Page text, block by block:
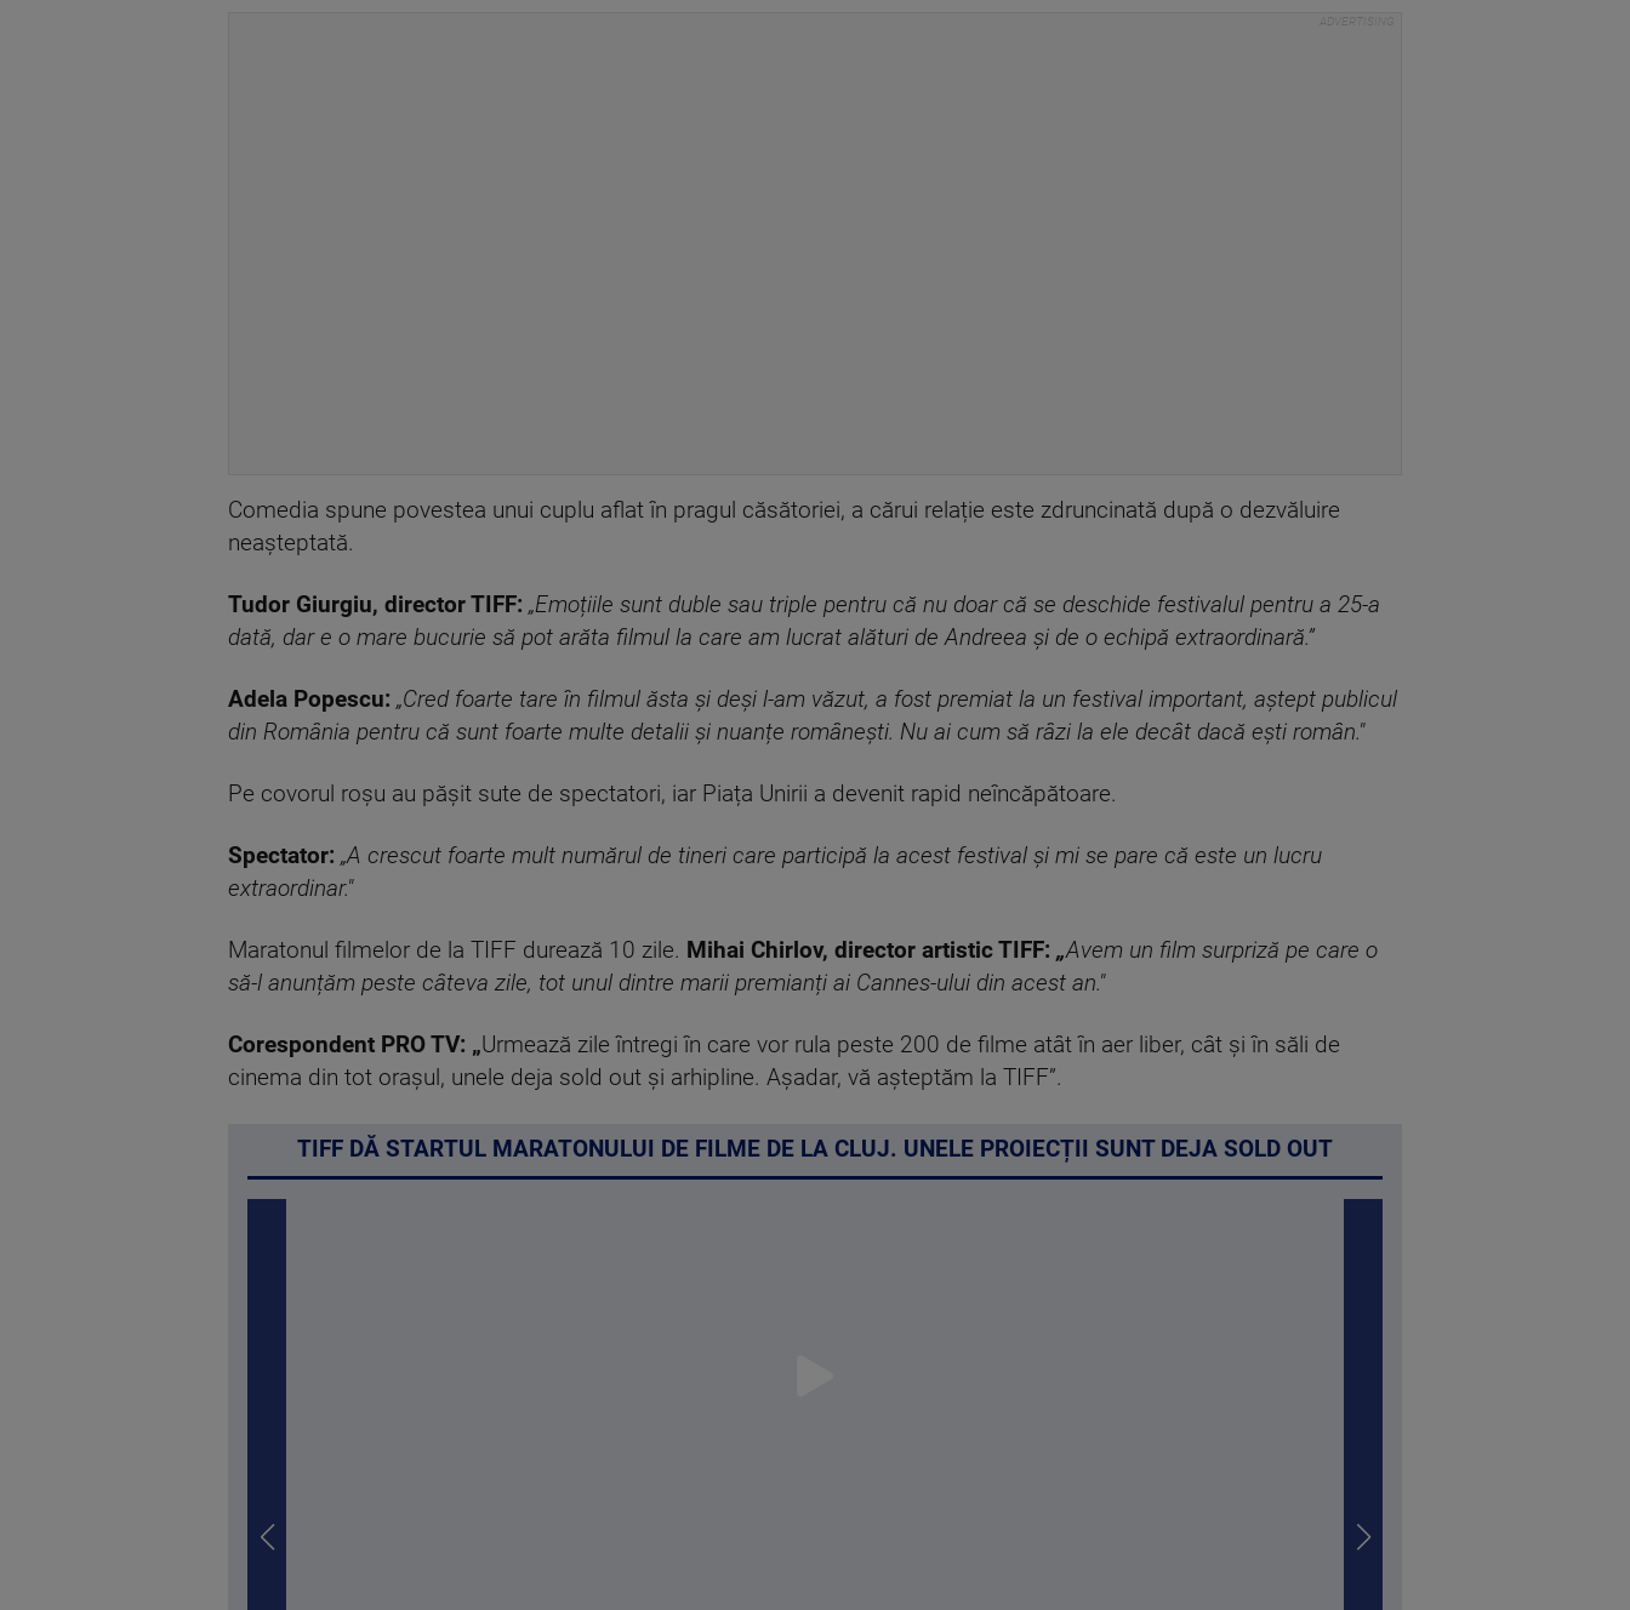
Comedia spune povestea unui cuplu aflat în pragul căsătoriei, a cărui relație este zdruncinată după o dezvăluire
neașteptată.
Tudor Giurgiu, director TIFF: „Emoțiile sunt duble sau triple pentru că nu doar că se deschide festivalul pentru a 25-a
dată, dar e o mare bucurie să pot arăta filmul la care am lucrat alături de Andreea și de o echipă extraordinară.”
Adela Popescu: „Cred foarte tare în filmul ăsta și deși l-am văzut, a fost premiat la un festival important, aștept publicul
din România pentru că sunt foarte multe detalii și nuanțe românești. Nu ai cum să râzi la ele decât dacă ești român."
Pe covorul roșu au pășit sute de spectatori, iar Piața Unirii a devenit rapid neîncăpătoare.
Spectator: „A crescut foarte mult numărul de tineri care participă la acest festival și mi se pare că este un lucru
extraordinar."
Maratonul filmelor de la TIFF durează 10 zile. Mihai Chirlov, director artistic TIFF: „Avem un film surpriză pe care o
să-l anunțăm peste câteva zile, tot unul dintre marii premianți ai Cannes-ului din acest an."
Corespondent PRO TV: „Urmează zile întregi în care vor rula peste 200 de filme atât în aer liber, cât și în săli de
cinema din tot orașul, unele deja sold out și arhipline. Așadar, vă așteptăm la TIFF”.
TIFF DĂ STARTUL MARATONULUI DE FILME DE LA CLUJ. UNELE PROIECȚII SUNT DEJA SOLD OUT